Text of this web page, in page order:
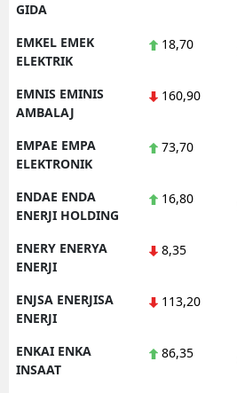
GIDA
EMKEL EMEK
ELEKTRIK
18,70
EMNIS EMINIS
AMBALAJ
160,90
EMPAE EMPA
ELEKTRONIK
73,70
ENDAE ENDA
ENERJI HOLDING
16,80
ENERY ENERYA
ENERJI
8,35
ENJSA ENERJISA
ENERJI
113,20
ENKAI ENKA
INSAAT
86,35